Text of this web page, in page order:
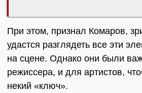
При этом, признал Комаров,
удастся разглядеть все эти
на сцене. Однако они были
режиссера, и для артистов,
некий «ключ».